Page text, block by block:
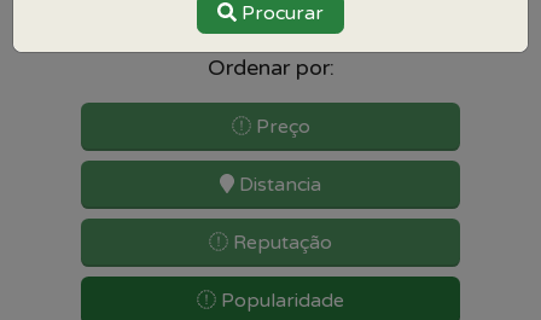
Ordenar por:
Preço
Distancia
Reputação
Popularidade
Procurar